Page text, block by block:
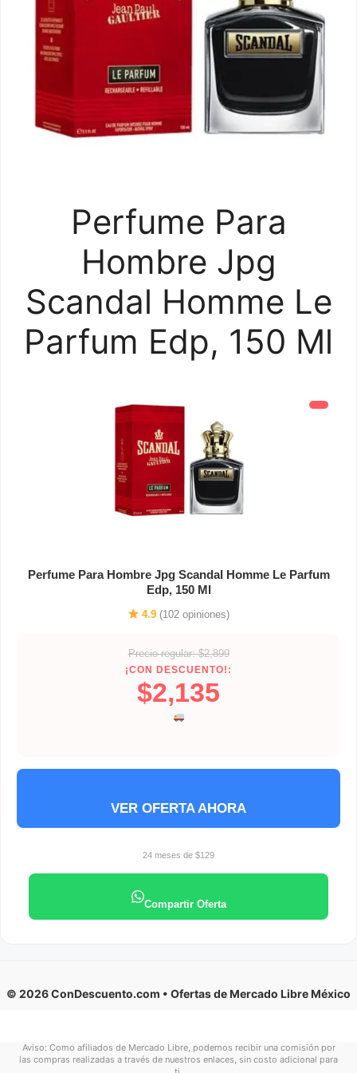
Perfume Para
Hombre Jpg
Scandal Homme Le
Parfum Edp, 150 Ml
Perfume Para Hombre Jpg Scandal Homme Le Parfum
Edp, 150 Ml
4.9 (102 opiniones)
Precio regular: $2,899
¡CON DESCUENTO!:
$2,135
VER OFERTA AHORA
24 meses de $129
Compartir Oferta